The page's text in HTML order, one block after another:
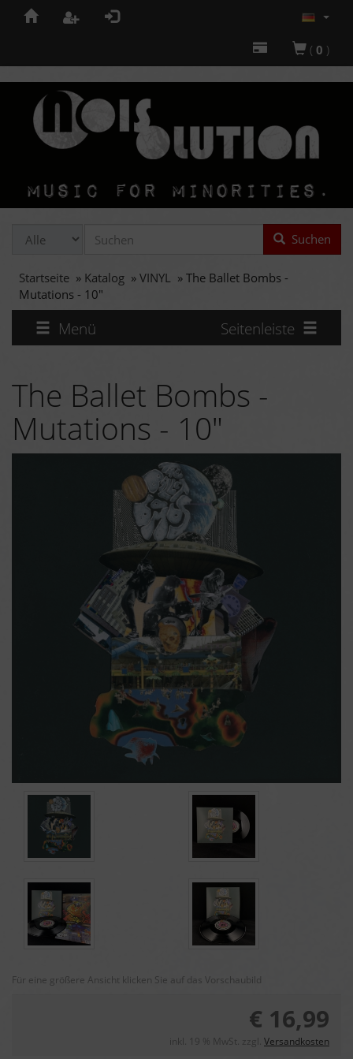
( 0 )
Suchen
Startseite » Katalog » VINYL » The Ballet Bombs -
Mutations - 10"
Menü Seitenleiste
The Ballet Bombs -
Mutations - 10"
Für eine größere Ansicht klicken Sie auf das Vorschaubild
€ 16,99
inkl. 19 % MwSt. zzgl. Versandkosten